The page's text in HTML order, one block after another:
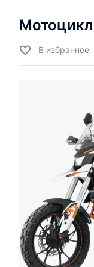
Мотоцикл
В избранное